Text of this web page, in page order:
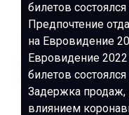
билетов
Предпочтение
на Евровидение
Евровидение
билетов
Задержка продаж,
влиянием